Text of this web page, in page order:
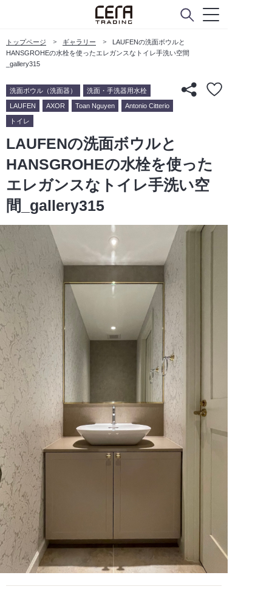
トップページ ギャラリー
LAUFENの洗面ボウルと
HANSGROHEの水栓を使ったエレガンスなトイレ手洗い空間
_gallery315
洗面ボウル（洗面器） 洗面・手洗器用水栓
LAUFEN AXOR Toan Nguyen Antonio Citterio
トイレ
LAUFENの洗面ボウルと
HANSGROHEの水栓を使った
エレガンスなトイレ手洗い空
間_gallery315